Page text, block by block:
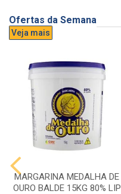
Ofertas da Semana
Veja mais
MARGARINA MEDALHA DE
OURO BALDE 15KG 80% LIP